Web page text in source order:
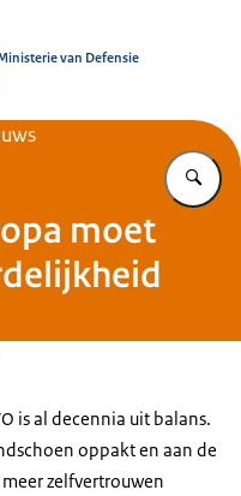
van Defensie
moet
is al decennia uit balans.
oppakt en aan de
zelfvertrouwen